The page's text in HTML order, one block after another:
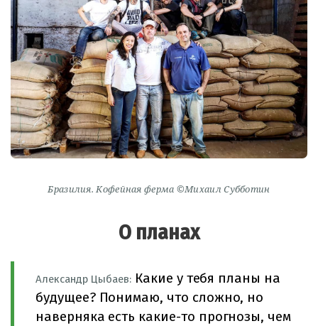
Бразилия. Кофейная ферма ©Михаил Субботин
О планах
Александр Цыбаев: Какие у тебя планы на
будущее? Понимаю, что сложно, но
наверняка есть какие-то прогнозы, чем